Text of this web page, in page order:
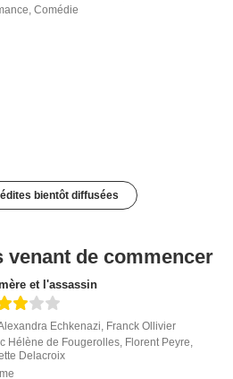
,Comédie
bientôt diffusées
venant de commencer
et l'assassin
Echkenazi, Franck Ollivier
Hélène de Fougerolles, Florent Peyre,
Delacroix